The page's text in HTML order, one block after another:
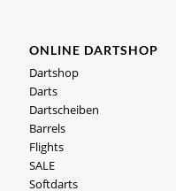
ONLINE DARTSHOP
Dartshop
Darts
Dartscheiben
Barrels
Flights
SALE
Softdarts